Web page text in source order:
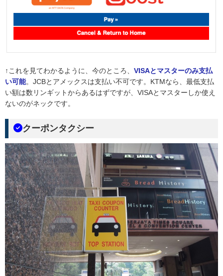
↑これを見てわかるように、今のところ、 VISAとマスターのみ支払
い可能。JCBとアメックスは支払い不可です。KTMなら、最低支払
い額は数リンギットからあるはずですが、VISAとマスターしか使え
ないのがネックです。
クーポンタクシー